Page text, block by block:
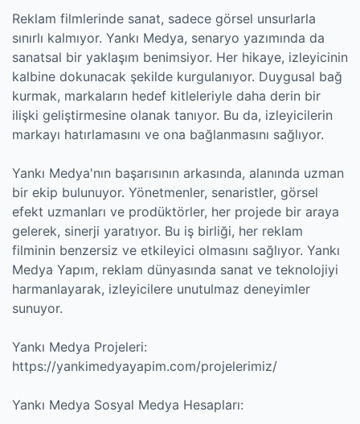
Reklam filmlerinde sanat, sadece görsel unsurlarla
sınırlı kalmıyor. Yankı Medya, senaryo yazımında da
sanatsal bir yaklaşım benimsiyor. Her hikaye, izleyicinin
kalbine dokunacak şekilde kurgulanıyor. Duygusal bağ
kurmak, markaların hedef kitleleriyle daha derin bir
ilişki geliştirmesine olanak tanıyor. Bu da, izleyicilerin
markayı hatırlamasını ve ona bağlanmasını sağlıyor.
Yankı Medya'nın başarısının arkasında, alanında uzman
bir ekip bulunuyor. Yönetmenler, senaristler, görsel
efekt uzmanları ve prodüktörler, her projede bir araya
gelerek, sinerji yaratıyor. Bu iş birliği, her reklam
filminin benzersiz ve etkileyici olmasını sağlıyor. Yankı
Medya Yapım, reklam dünyasında sanat ve teknolojiyi
harmanlayarak, izleyicilere unutulmaz deneyimler
sunuyor.
Yankı Medya Projeleri:
https://yankimedyayapim.com/projelerimiz/
Yankı Medya Sosyal Medya Hesapları: